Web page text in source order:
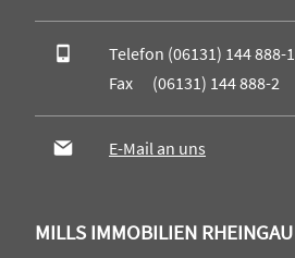
Telefon (06131) 144 888-1
Fax (06131) 144 888-2
E-Mail an uns
MILLS IMMOBILIEN RHEINGAU